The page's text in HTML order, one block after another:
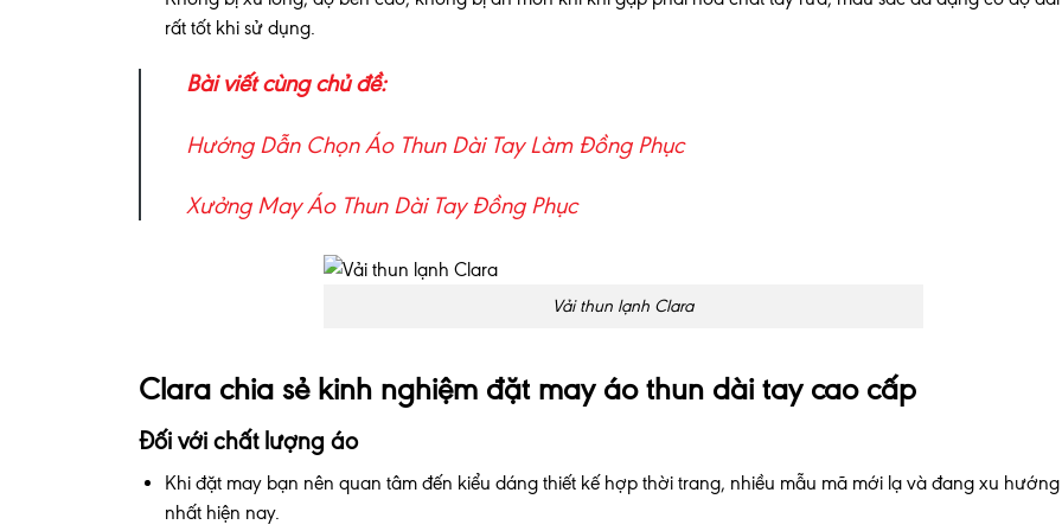
rất tốt khi sử dụng.
Bài viết cùng chủ đề:
Hướng Dẫn Chọn Áo Thun Dài Tay Làm Đồng Phục
Xưởng May Áo Thun Dài Tay Đồng Phục
Vải thun lạnh Clara
Clara chia sẻ kinh nghiệm đặt may áo thun dài tay cao cấp
Đối với chất lượng áo
Khi đặt may bạn nên quan tâm đến kiểu dáng thiết kế hợp thời trang, nhiều mẫu mã mới lạ và đang xu
nhất hiện nay.